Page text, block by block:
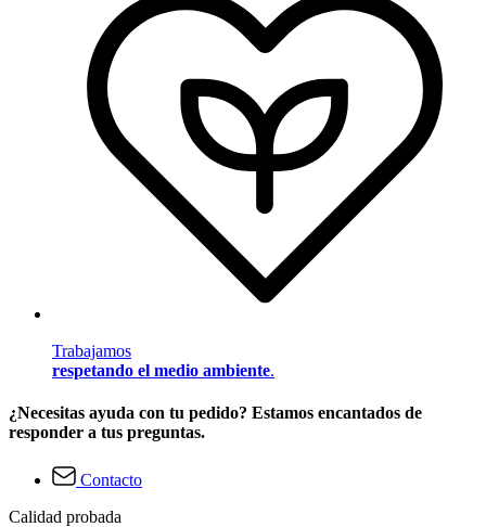
Trabajamos
respetando el medio ambiente.
¿Necesitas ayuda con tu pedido? Estamos encantados de
responder a tus preguntas.
Contacto
Calidad probada